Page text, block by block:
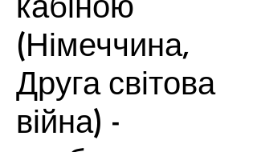
(Німеччина,
Друга світова
війна) -